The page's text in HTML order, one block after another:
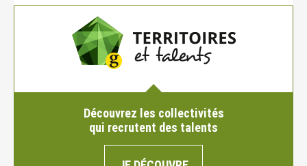
Découvrez les collectivités
qui recrutent des talents